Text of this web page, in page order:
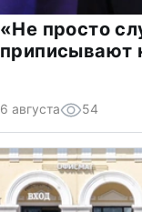
«Не просто
приписывают
6 августа 54